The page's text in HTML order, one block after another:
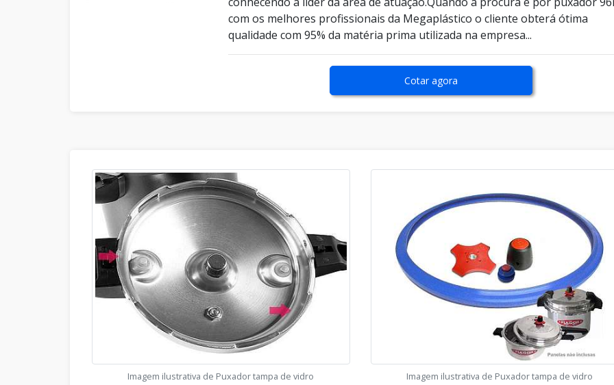
com os melhores profissionais da Megaplástico o cliente obterá ótima
qualidade com 95% da matéria prima utilizada na empresa...
Cotar agora
Imagem ilustrativa de Puxador tampa de vidro Imagem ilustrativa de Puxador tampa de vidro